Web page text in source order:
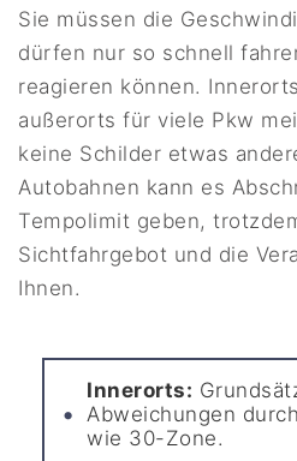
Sie müssen die
dürfen nur so schnell
reagieren können.
außerorts für viele Pkw
keine Schilder etwas
Autobahnen kann es
Tempolimit geben,
Sichtfahrgebot und die
Ihnen.
Innerorts:
Abweichungen
wie 30-Zone.